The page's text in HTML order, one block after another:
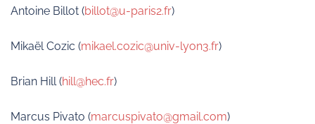
Antoine Billot (billot@u-paris2.fr)
Mikaël Cozic (mikael.cozic@univ-lyon3.fr)
Brian Hill (hill@hec.fr)
Marcus Pivato (marcuspivato@gmail.com)